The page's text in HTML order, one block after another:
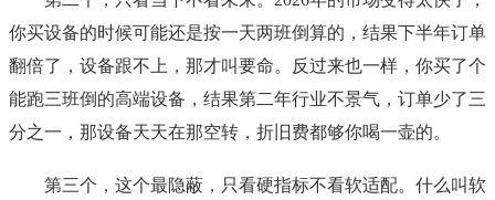
你买设备的时候可能还是按一天两班倒算的，结果下半年订单
翻倍了，设备跟不上，那才叫要命。反过来也一样，你买了个
能跑三班倒的高端设备，结果第二年行业不景气，订单少了三
分之一，那设备天天在那空转，折旧费都够你喝一壶的。
第三个，这个最隐蔽，只看硬指标不看软适配。什么叫软